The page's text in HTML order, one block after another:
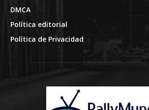
DMCA
Política editorial
Política de Privacidad